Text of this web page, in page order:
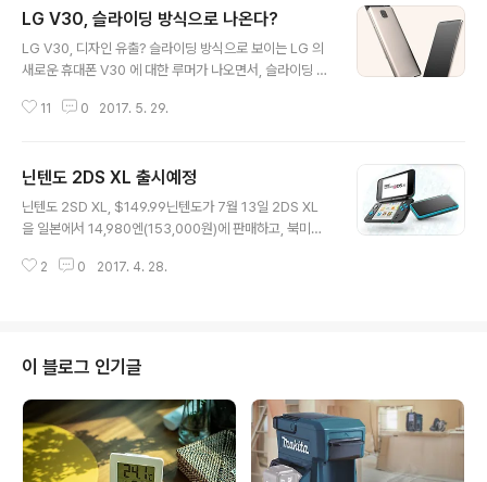
LG V30, 슬라이딩 방식으로 나온다?
LG V30, 디자인 유출? 슬라이딩 방식으로 보이는 LG 의
새로운 휴대폰 V30 에 대한 루머가 나오면서, 슬라이딩 방
스(@evleaks) 가 LG V30 이라며 몇몇 이미지를 트위터
이딩 방식인데, 물리 키보드가 아닌 듀얼 디스플레이로, 평
소에는 하단에 시간과 날씨, 알림정보 등을 표시하고, 슬라
이드를 올리면 키보드 혹은 다양한 기능들을 제공할 것으
랙베리 프리브가 생각나는 V30이 궁금해지지만, 아직까지
11 0 2017. 5. 29.
닌텐도 2DS XL 출시예정
닌텐도 2SD XL, $149.99닌텐도가 7월 13일 2DS XL
을 일본에서 14,980엔(153,000원)에 판매하고, 북미에
다. 2DS 보다는 더 커진 4.88인치(상단),과 4.18인치(하
이 외에도 게임을 저장시킬 수 있도록, 피규어 형태의 아미
보(Amibo)를 지원하고, 블랙 X 터키색, 화이트 X 오렌지
(일본한정판)의 두가지 색상으로 출시된다고 한다. 국내에
서는 언제, 얼마에 판매될지는 아직 공개되지 않았다고 한
다. 하지만, 곡 한국에서도 정식 발매될 ..
2 0 2017. 4. 28.
이 블로그 인기글